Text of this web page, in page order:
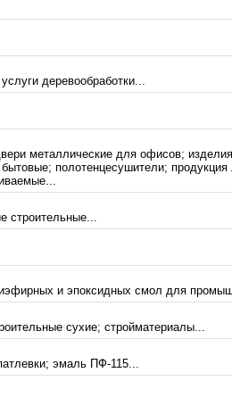
деревообработки...
металлические для офисов;
полотенцесушители;
строительные...
и эпоксидных смол для
сухие; стройматериалы...
эмаль ПФ-115...